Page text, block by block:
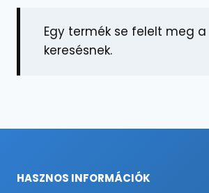
Egy termék se felelt meg a
keresésnek.
HASZNOS INFORMÁCIÓK